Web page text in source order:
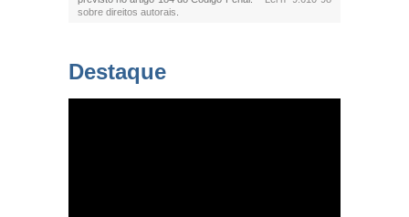
sobre direitos autorais
Destaque